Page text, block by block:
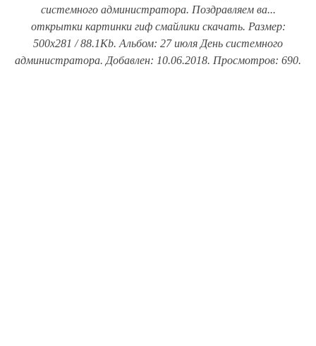
системного администратора. Поздравляем ва...
открытки картинки гиф смайлики скачать. Размер:
500x281 / 88.1Kb. Альбом: 27 июля День системного
администратора. Добавлен: 10.06.2018. Просмотров: 690.